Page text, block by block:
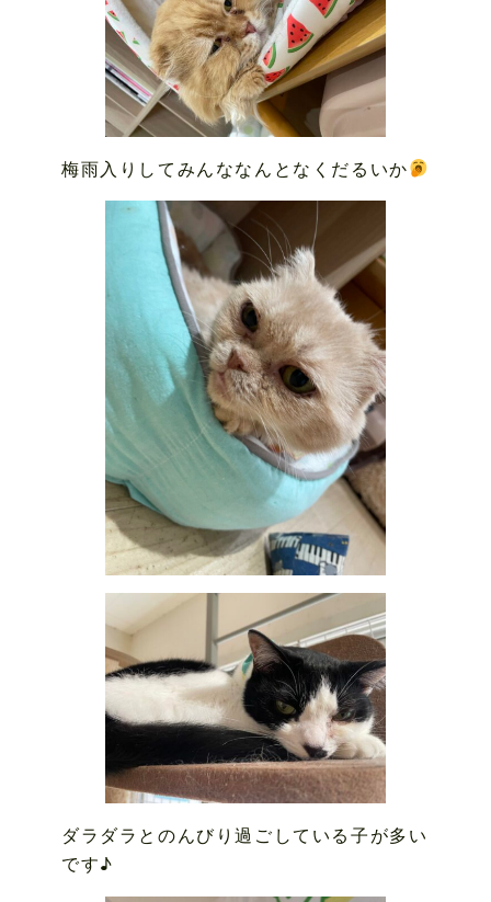
梅雨入りしてみんななんとなくだるいか
ダラダラとのんびり過ごしている子が多い
です♪